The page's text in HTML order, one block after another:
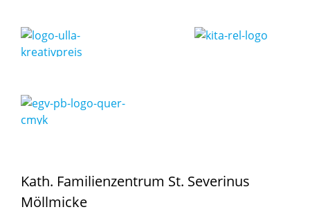
Kath. Familienzentrum St. Severinus
Möllmicke